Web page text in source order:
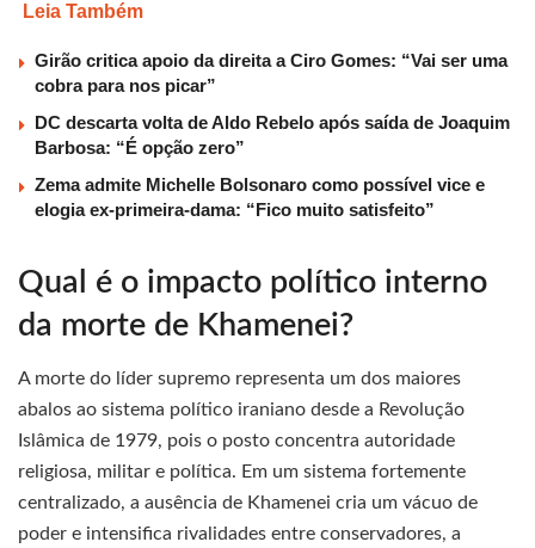
Leia Também
Girão critica apoio da direita a Ciro Gomes: “Vai ser uma
cobra para nos picar”
DC descarta volta de Aldo Rebelo após saída de Joaquim
Barbosa: “É opção zero”
Zema admite Michelle Bolsonaro como possível vice e
elogia ex-primeira-dama: “Fico muito satisfeito”
Qual é o impacto político interno
da morte de Khamenei?
A morte do líder supremo representa um dos maiores
abalos ao sistema político iraniano desde a Revolução
Islâmica de 1979, pois o posto concentra autoridade
religiosa, militar e política. Em um sistema fortemente
centralizado, a ausência de Khamenei cria um vácuo de
poder e intensifica rivalidades entre conservadores, a